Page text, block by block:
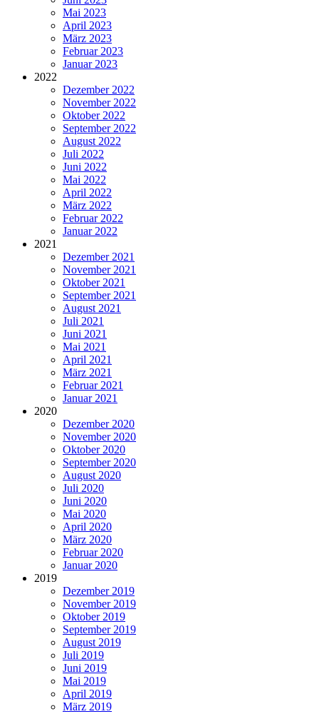
Mai 2023
April 2023
März 2023
Februar 2023
Januar 2023
2022
Dezember 2022
November 2022
Oktober 2022
September 2022
August 2022
Juli 2022
Juni 2022
Mai 2022
April 2022
März 2022
Februar 2022
Januar 2022
2021
Dezember 2021
November 2021
Oktober 2021
September 2021
August 2021
Juli 2021
Juni 2021
Mai 2021
April 2021
März 2021
Februar 2021
Januar 2021
2020
Dezember 2020
November 2020
Oktober 2020
September 2020
August 2020
Juli 2020
Juni 2020
Mai 2020
April 2020
März 2020
Februar 2020
Januar 2020
2019
Dezember 2019
November 2019
Oktober 2019
September 2019
August 2019
Juli 2019
Juni 2019
Mai 2019
April 2019
März 2019